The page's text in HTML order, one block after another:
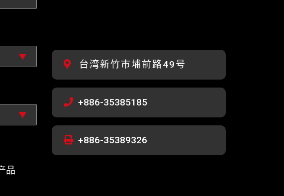
品
台湾新竹市埔前路49号
+886-35385185
+886-35389326